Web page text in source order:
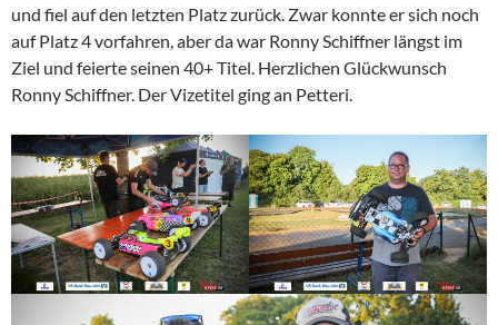
und fiel auf den letzten Platz zurück. Zwar konnte er sich noch
auf Platz 4 vorfahren, aber da war Ronny Schiffner längst im
Ziel und feierte seinen 40+ Titel. Herzlichen Glückwunsch
Ronny Schiffner. Der Vizetitel ging an Petteri.